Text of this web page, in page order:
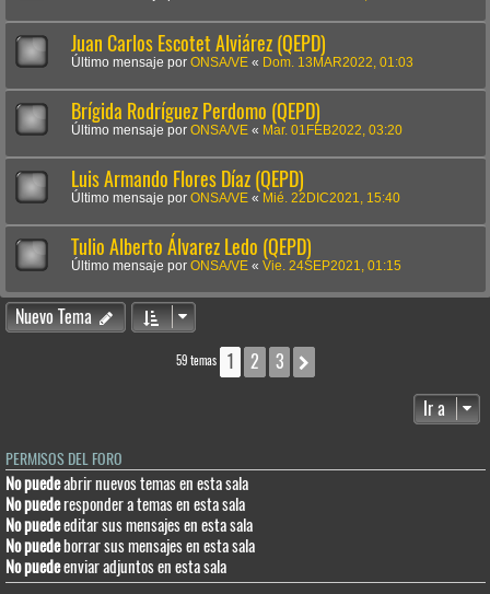
Juan Carlos Escotet Alviárez (QEPD)
Último mensaje por ONSA/VE « Dom. 13MAR2022, 01:03
Brígida Rodríguez Perdomo (QEPD)
Último mensaje por ONSA/VE « Mar. 01FEB2022, 03:20
Luis Armando Flores Díaz (QEPD)
Último mensaje por ONSA/VE « Mié. 22DIC2021, 15:40
Tulio Alberto Álvarez Ledo (QEPD)
Último mensaje por ONSA/VE « Vie. 24SEP2021, 01:15
Nuevo Tema
59 temas 1 2 3
Ir a
PERMISOS DEL FORO
No puedeabrir nuevos temas en esta sala
No puederesponder a temas en esta sala
No puedeeditar sus mensajes en esta sala
No puedeborrar sus mensajes en esta sala
No puedeenviar adjuntos en esta sala